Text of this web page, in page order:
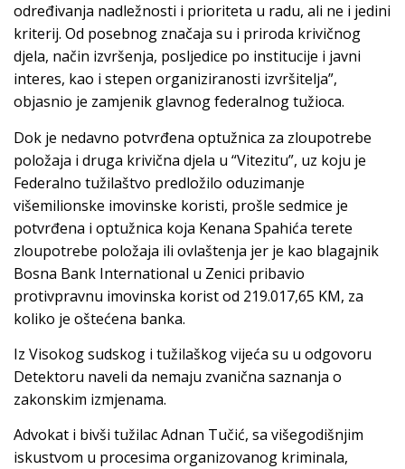
određivanja nadležnosti i prioriteta u radu, ali ne i jedini
kriterij. Od posebnog značaja su i priroda krivičnog
djela, način izvršenja, posljedice po institucije i javni
interes, kao i stepen organiziranosti izvršitelja”,
objasnio je zamjenik glavnog federalnog tužioca.
Dok je nedavno potvrđena optužnica za zloupotrebe
položaja i druga krivična djela u “Vitezitu”, uz koju je
Federalno tužilaštvo predložilo oduzimanje
višemilionske imovinske koristi, prošle sedmice je
potvrđena i optužnica koja Kenana Spahića terete
zloupotrebe položaja ili ovlaštenja jer je kao blagajnik
Bosna Bank International u Zenici pribavio
protivpravnu imovinska korist od 219.017,65 KM, za
koliko je oštećena banka.
Iz Visokog sudskog i tužilaškog vijeća su u odgovoru
Detektoru naveli da nemaju zvanična saznanja o
zakonskim izmjenama.
Advokat i bivši tužilac Adnan Tučić, sa višegodišnjim
iskustvom u procesima organizovanog kriminala,